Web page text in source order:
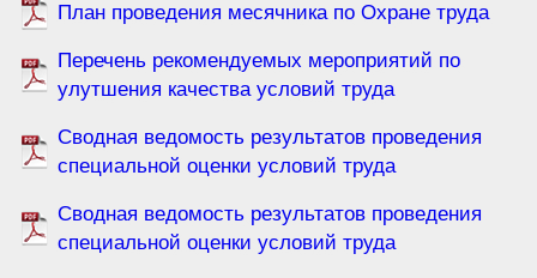
План проведения месячника по Охране труда
Перечень рекомендуемых мероприятий по
улутшения качества условий труда
Сводная ведомость результатов проведения
специальной оценки условий труда
Сводная ведомость результатов проведения
специальной оценки условий труда